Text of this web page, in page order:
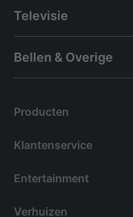
Televisie
Bellen & Overige
Producten
Klantenservice
Entertainment
Verhuizen